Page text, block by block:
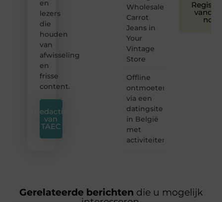
en
lezers
die
houden
van
afwisseling
en
frisse
content.
Redactie
van
TAEC
Wholesale
Carrot
Jeans in
Your
Vintage
Store
Offline
ontmoeten
via een
datingsite
in België
met
activiteiten
nog
Gerelateerde berichten die u mogelijk